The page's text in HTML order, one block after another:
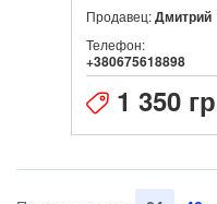
Продавец:Дмитрий
Телефон:
+380675618898
1 350